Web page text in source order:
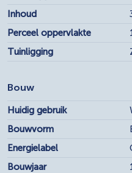
Inhoud
Perceel oppervlakte
Tuinligging
Bouw
Huidig gebruik
Bouwvorm
Energielabel
Bouwjaar